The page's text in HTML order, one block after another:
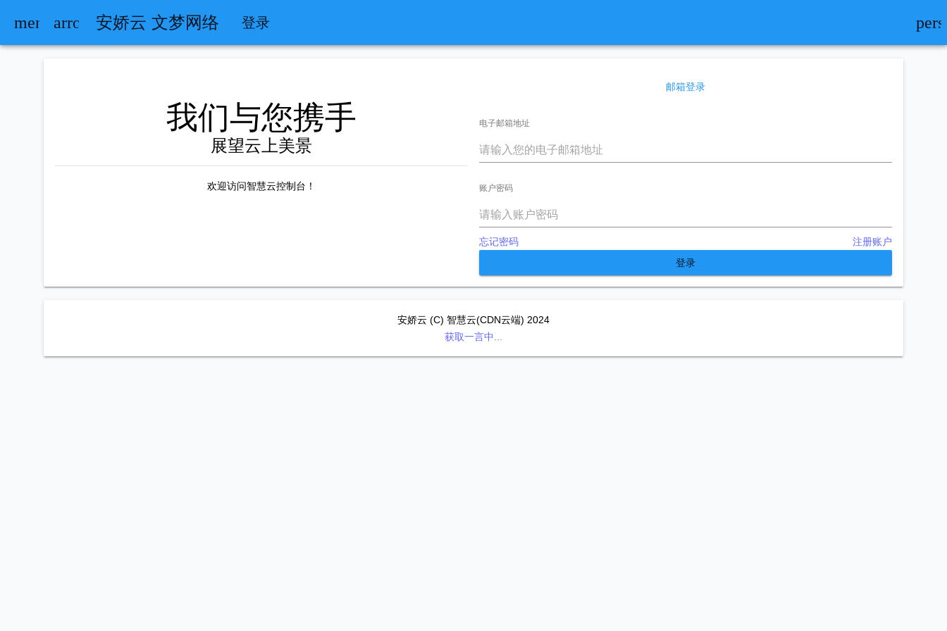
menu arrow_back安娇云 文梦网络 登录
我们与您携手
展望云上美景
欢迎访问智慧云控制台！
邮箱登录
电子邮箱地址
账户密码
忘记密码
注册账户
登录
安娇云 (C) 智慧云(CDN云端) 2024
获取一言中...